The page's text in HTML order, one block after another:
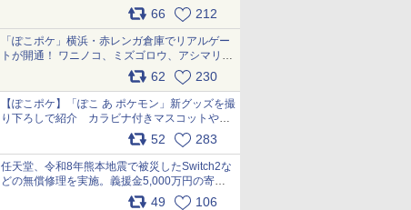
組み。味は恐怖を堪のう「味噌フレーバー」
66 212
「ぽこポケ」横浜・赤レンガ倉庫でリアルゲー
トが開通！ ワニノコ、ミズゴロウ、アシマリ登
場シーンをレポート pic.x.com/LDgEByVl6D
62 230
【ぽこポケ】「ぽこ あ ポケモン」新グッズを撮
り下ろしで紹介 カラビナ付きマスコットやス
52 283
任天堂、令和8年熊本地震で被災したSwitch2な
どの無償修理を実施。義援金5,000万円の寄付
も発表 pic.x.com/BAYsMfUfUC
49 106